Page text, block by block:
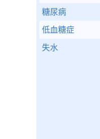
糖尿病
低血糖症
失水